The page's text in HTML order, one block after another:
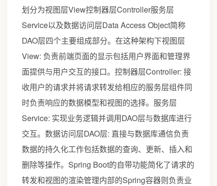
划分为视图层View控制器层Controller服务层
Service以及数据访问层Data Access Object简称
DAO层四个主要组成部分。在这种架构下视图层
View: 负责前端页面的显示包括用户界面和管理界
面提供与用户交互的接口。控制器层Controller: 接
收用户的请求并将请求转发给相应的服务层组件同
时负责响应的数据模型和视图的选择。服务层
Service: 实现业务逻辑并调用DAO层与数据库进行
交互。数据访问层DAO层: 直接与数据库通信负责
数据的持久化工作包括数据的查询、更新、插入和
删除等操作。Spring Boot的自带功能简化了请求的
转发和视图的渲染管理内部的Spring容器则负责业